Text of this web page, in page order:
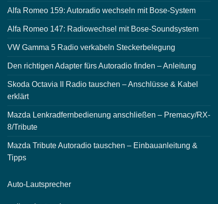
Alfa Romeo 159: Autoradio wechseln mit Bose-System
Alfa Romeo 147: Radiowechsel mit Bose-Soundsystem
VW Gamma 5 Radio verkabeln Steckerbelegung
Den richtigen Adapter fürs Autoradio finden – Anleitung
Skoda Octavia II Radio tauschen – Anschlüsse & Kabel
erklärt
Mazda Lenkradfernbedienung anschließen – Premacy/RX-
8/Tribute
Mazda Tribute Autoradio tauschen – Einbauanleitung &
Tipps
Auto-Lautsprecher